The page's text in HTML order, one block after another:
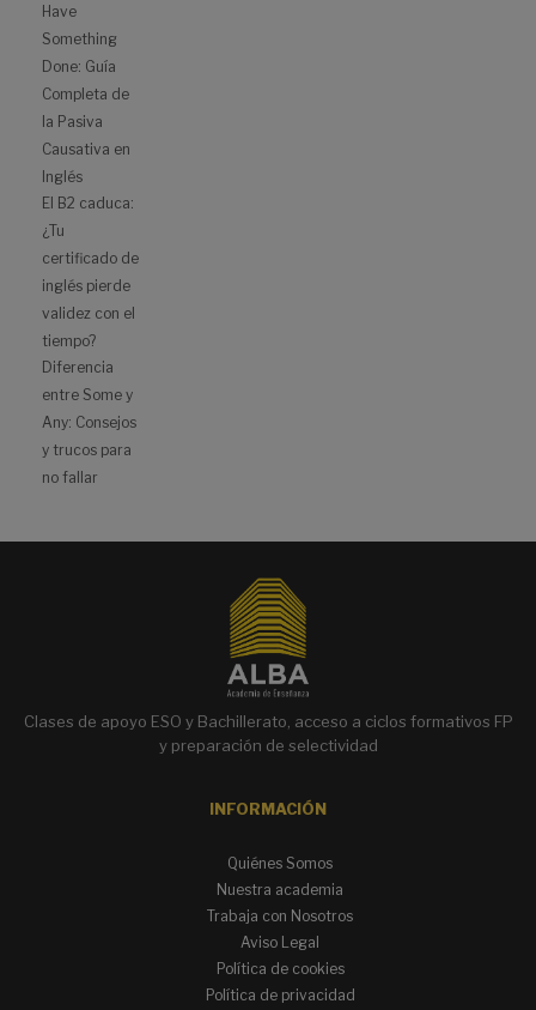
Have
Something
Done: Guía
Completa de
la Pasiva
Causativa en
Inglés
El B2 caduca:
¿Tu
certificado de
inglés pierde
validez con el
tiempo?
Diferencia
entre Some y
Any: Consejos
y trucos para
no fallar
Clases de apoyo ESO y Bachillerato, acceso a ciclos formativos FP
y preparación de selectividad
INFORMACIÓN
Quiénes Somos
Nuestra academia
Trabaja con Nosotros
Aviso Legal
Política de cookies
Política de privacidad